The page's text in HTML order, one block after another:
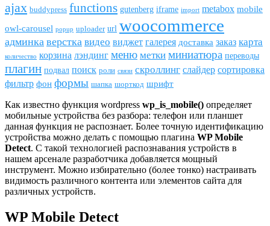
ajax buddypress funсtions gutenberg iframe import metabox mobile
owl-carousel popup uploader url woocommerce
админка верстка видео виджет галерея доставка заказ карта
количество корзина лэндинг меню метки миниатюра переводы
плагин подвал поиск роли связи скроллинг слайдер сортировка
фильтр фон формы шапка шорткод шрифт
Как известно функция wordpress wp_is_mobile() определяет
мобильные устройства без разбора: телефон или планшет
данная функция не распознает. Более точную идентификацию
устройства можно делать с помощью плагина WP Mobile
Detect. С такой технологией распознавания устройств в
нашем арсенале разработчика добавляется мощный
инструмент. Можно избирательно (более тонко) настраивать
видимость различного контента или элементов сайта для
различных устройств.
WP Mobile Detect